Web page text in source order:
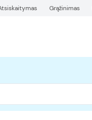
Grąžinimas